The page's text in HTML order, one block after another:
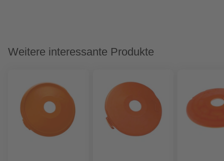
Weitere interessante Produkte